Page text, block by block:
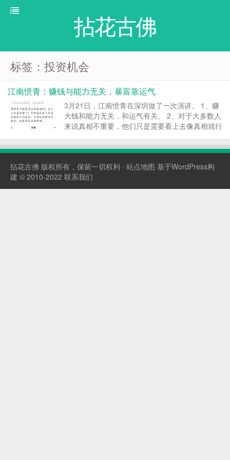
拈花古佛
标签：投资机会
江南愤青：赚钱与能力无关，暴富靠运气
3月21日，江南愤青在深圳做了一次演讲。 1、赚
大钱和能力无关，和运气有关。 2、对于大多数人
来说真相不重要，他们只是需要看上去像真相就行
3、面对泡沫，你有两种选择，一种就是说泡沫快
往越来越聪...
拈花古佛 版权所有，保留一切权利 · 站点地图 基于WordPress构
建 © 2010-2022 联系我们